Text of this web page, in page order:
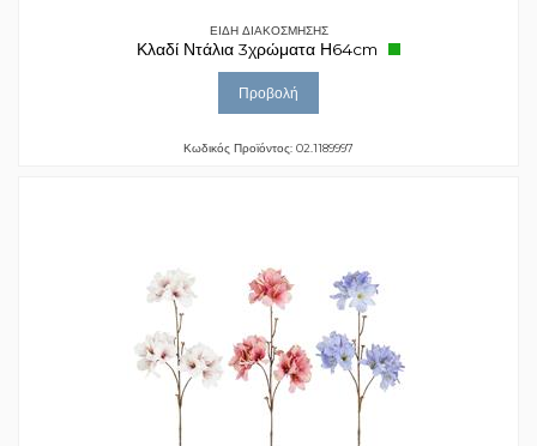
ΕΙΔΗ ΔΙΑΚΟΣΜΗΣΗΣ
Κλαδί Ντάλια 3χρώματα Η64cm
Προβολή
Κωδικός Προϊόντος: 02.1189997